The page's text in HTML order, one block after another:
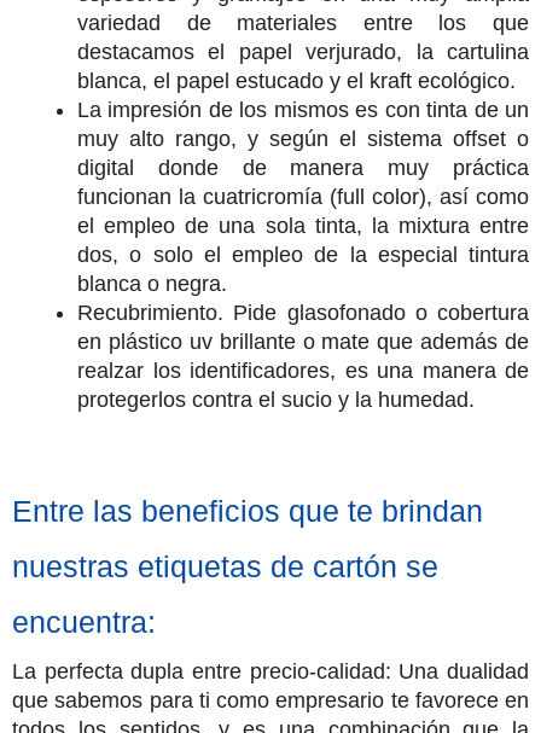
variedad de materiales entre los que
destacamos el papel verjurado, la cartulina
blanca, el papel estucado y el kraft ecológico.
La impresión de los mismos es con tinta de un
muy alto rango, y según el sistema offset o
digital donde de manera muy práctica
funcionan la cuatricromía (full color), así como
el empleo de una sola tinta, la mixtura entre
dos, o solo el empleo de la especial tintura
blanca o negra.
Recubrimiento. Pide glasofonado o cobertura
en plástico uv brillante o mate que además de
realzar los identificadores, es una manera de
protegerlos contra el sucio y la humedad.
Entre las beneficios que te brindan
nuestras etiquetas de cartón se
encuentra:
La perfecta dupla entre precio-calidad: Una dualidad
que sabemos para ti como empresario te favorece en